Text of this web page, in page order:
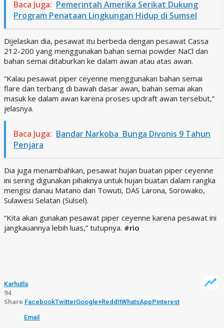
Baca Juga: Pemerintah Amerika Serikat Dukung
Program Penataan Lingkungan Hidup di Sumsel
Dijelaskan dia, pesawat itu berbeda dengan pesawat Cassa
212-200 yang menggunakan bahan semai powder NaCl dan
bahan semai ditaburkan ke dalam awan atau atas awan.
“Kalau pesawat piper ceyenne menggunakan bahan semai
flare dan terbang di bawah dasar awan, bahan semai akan
masuk ke dalam awan karena proses updraft awan tersebut,”
jelasnya.
Baca Juga: Bandar Narkoba Bunga Divonis 9 Tahun
Penjara
Dia juga menambahkan, pesawat hujan buatan piper ceyenne
ini sering digunakan pihaknya untuk hujan buatan dalam rangka
mengisi danau Matano dan Towuti, DAS Larona, Sorowako,
Sulawesi Selatan (Sulsel).
“Kita akan gunakan pesawat piper ceyenne karena pesawat ini
jangkauannya lebih luas,” tutupnya. #rio
Karhutla
94
Share FacebookTwitterGoogle+ReddItWhatsAppPinterest
Email